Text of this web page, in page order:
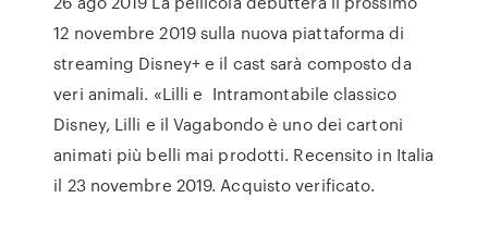
12 novembre 2019 sulla nuova piattaforma di
streaming Disney+ e il cast sarà composto da
veri animali. «Lilli e Intramontabile classico
Disney, Lilli e il Vagabondo è uno dei cartoni
animati più belli mai prodotti. Recensito in Italia
il 23 novembre 2019. Acquisto verificato.